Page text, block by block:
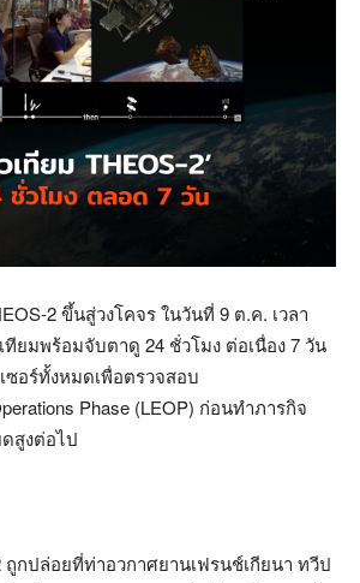
2 ขึ้นสู่วงโคจร ในวันที่ 9 ต.ค. เวลา
ทียมพร้อมจับตาดู 24 ชั่วโมง ต่อเนื่อง 7 วัน
ซอร์ทั้งหมดเพื่อตรวจสอบ
Phase (LEOP) ก่อนทำภารกิจ
สูงต่อไป
ถูกปล่อยที่ท่าอวกาศยานเฟรนช์เกียนา ทวีป